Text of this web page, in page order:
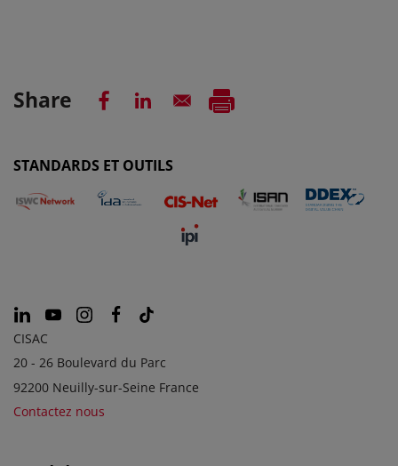
Share
STANDARDS ET OUTILS
CISAC
20 - 26 Boulevard du Parc
92200 Neuilly-sur-Seine France
Contactez nous